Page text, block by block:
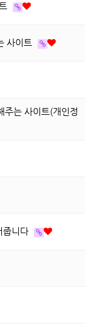
사이트
주는 사이트(개인정
줍니다